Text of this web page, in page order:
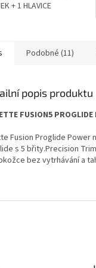
+ 1 HLAVICE
Podobné (11)
popis produktu
FUSION5 PROGLIDE
Fusion Proglide Power
s 5 břity.Precision
bez vytrhávání a